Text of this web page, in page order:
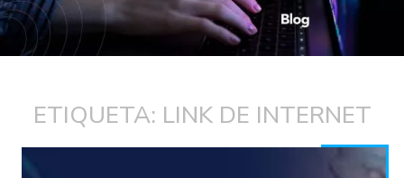
ETIQUETA: LINK DE INTERNET